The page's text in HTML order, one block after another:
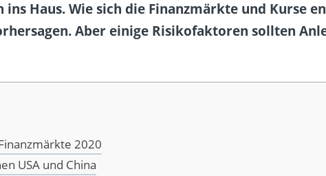
Haus. Wie sich die Finanzmärkte und Kurse
Aber einige Risikofaktoren sollten
2020
USA und China